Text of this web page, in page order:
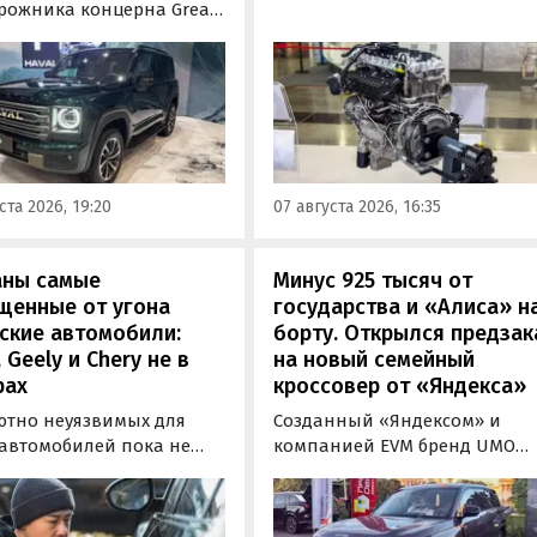
концерна Great
заводе
Речь о Haval H9,
и Tank 500, которые
прошли
и получили
типа
средства (ОТТС).
2026, 19:20
получивший индекс 414320.
Корреспонденту
«Автоновостей дня» удалось
лично ознакомиться с
новинкой на выставке
«Иннопром» в
07 августа 2026, 16:35
самые
от угона
автомобили:
Geely и Chery не в
неуязвимых для
пока не
больше
Минус 925 тысяч от
государства и «Алиса»
борту. Открылся
на новый семейный
кроссовер от «Яндекса»
Созданный «Яндексом» и
компанией EVM бренд UMO
на свою вторую модель
- полноразмерный